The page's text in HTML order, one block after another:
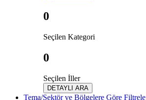
0
Seçilen Kategori
0
Seçilen İller
DETAYLI ARA
Tema/Sektör ve Bölgelere Göre Filtrele